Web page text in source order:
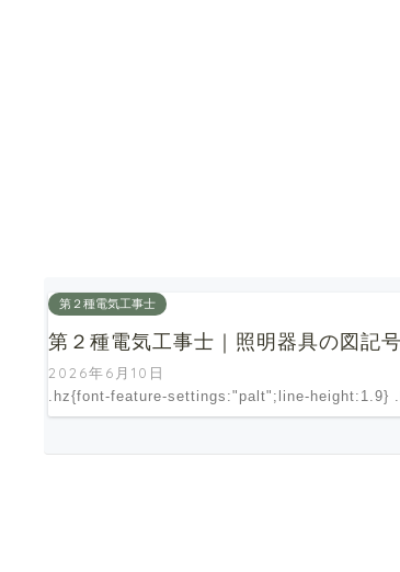
第２種電気工事士
第２種電気工事士｜照明器具の図記
2026年6月10日
.hz{font-feature-settings:"palt";line-height:1.9}